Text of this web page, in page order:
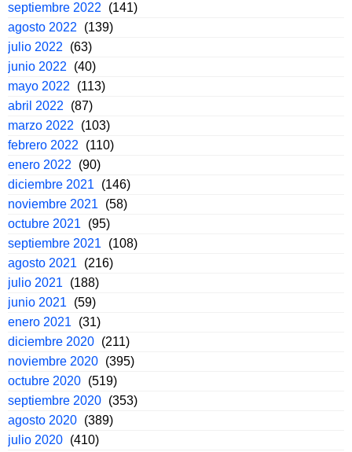
septiembre 2022
(141)
agosto 2022
(139)
julio 2022
(63)
junio 2022
(40)
mayo 2022
(113)
abril 2022
(87)
marzo 2022
(103)
febrero 2022
(110)
enero 2022
(90)
diciembre 2021
(146)
noviembre 2021
(58)
octubre 2021
(95)
septiembre 2021
(108)
agosto 2021
(216)
julio 2021
(188)
junio 2021
(59)
enero 2021
(31)
diciembre 2020 (211)
noviembre 2020 (395)
octubre 2020 (519)
septiembre 2020 (353)
agosto 2020 (389)
julio 2020 (410)